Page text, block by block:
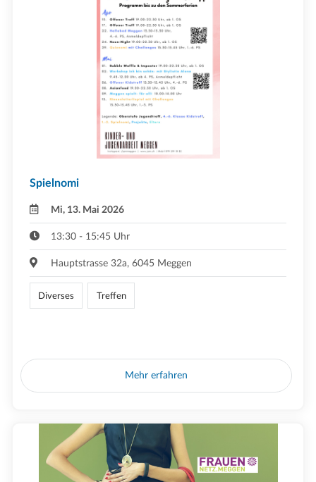
Spielnomi
Mi, 13. Mai 2026
13:30 - 15:45 Uhr
Hauptstrasse 32a, 6045 Meggen
Diverses Treffen
Mehr erfahren